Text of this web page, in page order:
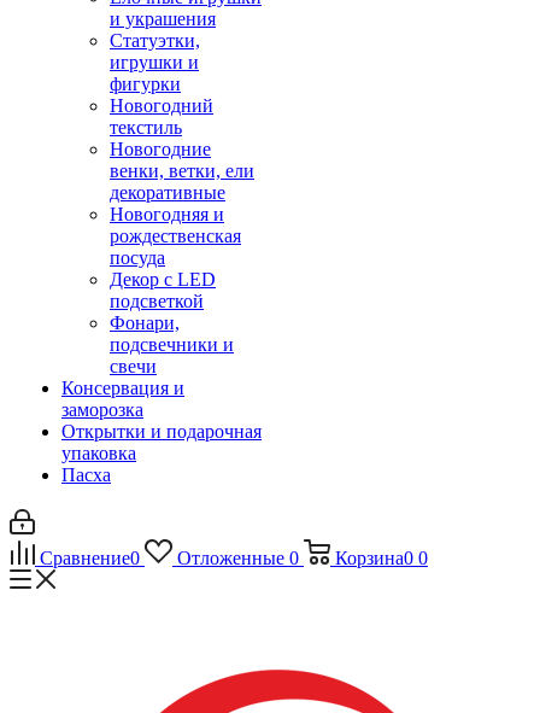
и украшения
Статуэтки,
игрушки и
фигурки
Новогодний
текстиль
Новогодние
венки, ветки, ели
декоративные
Новогодняя и
рождественская
посуда
Декор с LED
подсветкой
Фонари,
подсвечники и
свечи
Консервация и
заморозка
Открытки и подарочная
упаковка
Пасха
Сравнение0 Отложенные 0 Корзина0 0